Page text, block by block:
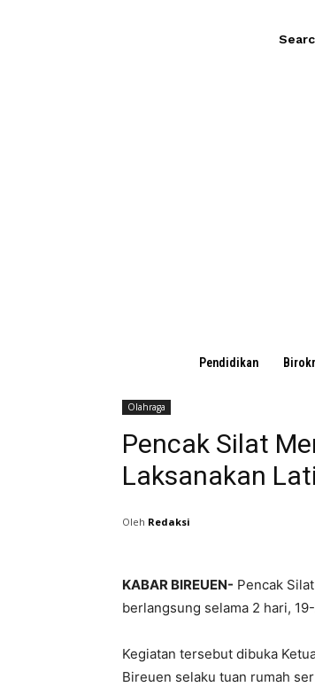
Pendidikan
Olahraga
Pencak Silat
Laksanakan
Oleh Redaksi
KABAR BIREUEN- Pencak
berlangsung selama 2 hari,
Kegiatan tersebut dibuka
Bireuen selaku tuan rumah